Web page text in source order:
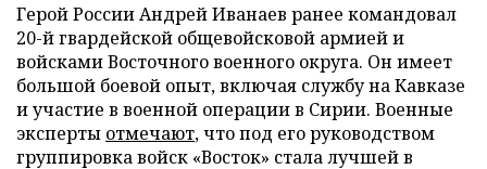
Герой России Андрей Иванаев ранее командовал
20-й гвардейской общевойсковой армией и
войсками Восточного военного округа. Он имеет
большой боевой опыт, включая службу на Кавказе
и участие в военной операции в Сирии. Военные
эксперты отмечают, что под его руководством
группировка войск «Восток» стала лучшей в